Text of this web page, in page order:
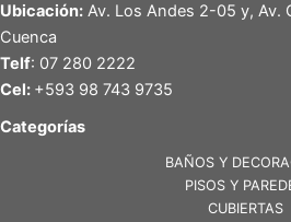
Ubicación: Av. Los Andes 2-05 y, Av.
Cuenca
Telf: 07 280 2222
Cel: +593 98 743 9735
Categorías
BAÑOS Y
PISOS Y
CUBIERTAS